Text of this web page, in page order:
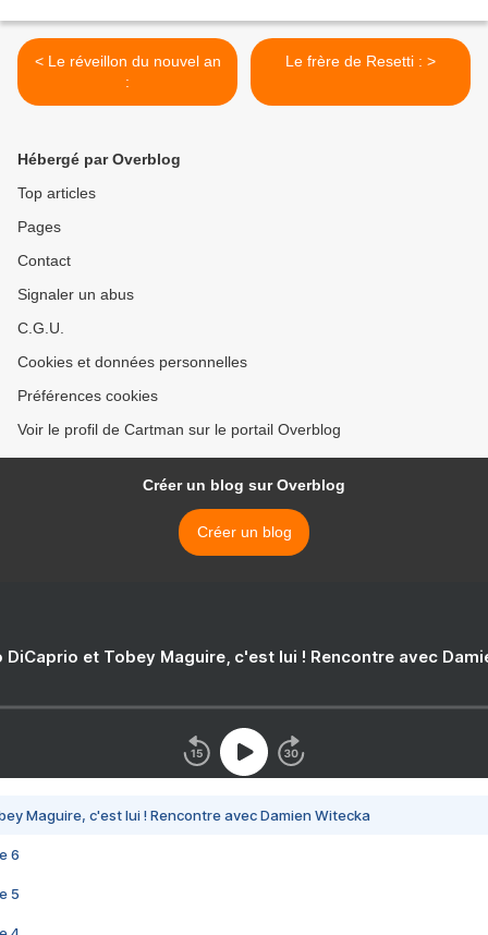
< Le réveillon du nouvel an
:
Le frère de Resetti : >
Hébergé par Overblog
Top articles
Pages
Contact
Signaler un abus
C.G.U.
Cookies et données personnelles
Préférences cookies
Voir le profil de Cartman sur le portail Overblog
Créer un blog sur Overblog
Créer un blog
DiCaprio et Tobey Maguire, c'est lui ! Rencontre avec
Maguire, c'est lui ! Rencontre avec Damien Witecka
6
5